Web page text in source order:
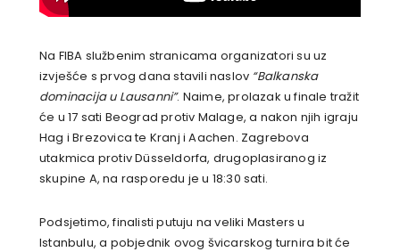
Na FIBA službenim stranicama organizatori su uz
izvješće s prvog dana stavili naslov “Balkanska
dominacija u Lausanni”. Naime, prolazak u finale tražit
će u 17 sati Beograd protiv Malage, a nakon njih igraju
Hag i Brezovica te Kranj i Aachen. Zagrebova
utakmica protiv Düsseldorfa, drugoplasiranog iz
skupine A, na rasporedu je u 18:30 sati.
Podsjetimo, finalisti putuju na veliki Masters u
Istanbulu, a pobjednik ovog švicarskog turnira bit će